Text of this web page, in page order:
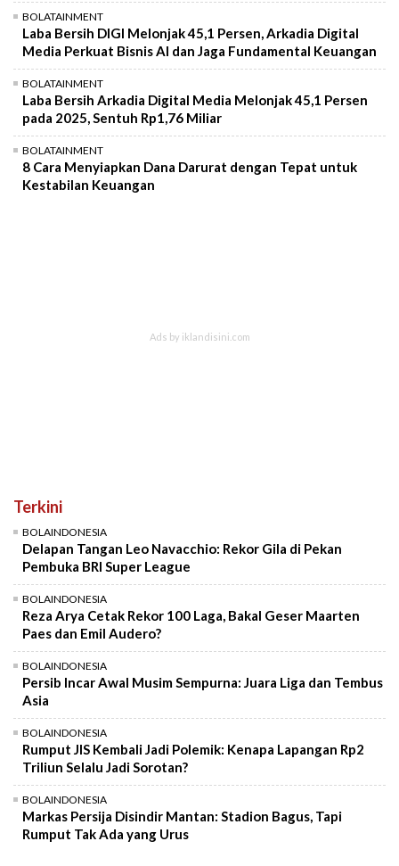
BOLATAINMENT
Laba Bersih DIGI Melonjak 45,1 Persen, Arkadia Digital
Media Perkuat Bisnis AI dan Jaga Fundamental Keuangan
BOLATAINMENT
Laba Bersih Arkadia Digital Media Melonjak 45,1 Persen
pada 2025, Sentuh Rp1,76 Miliar
BOLATAINMENT
8 Cara Menyiapkan Dana Darurat dengan Tepat untuk
Kestabilan Keuangan
Terkini
BOLAINDONESIA
Delapan Tangan Leo Navacchio: Rekor Gila di Pekan
Pembuka BRI Super League
BOLAINDONESIA
Reza Arya Cetak Rekor 100 Laga, Bakal Geser Maarten
Paes dan Emil Audero?
BOLAINDONESIA
Persib Incar Awal Musim Sempurna: Juara Liga dan Tembus
Asia
BOLAINDONESIA
Rumput JIS Kembali Jadi Polemik: Kenapa Lapangan Rp2
Triliun Selalu Jadi Sorotan?
BOLAINDONESIA
Markas Persija Disindir Mantan: Stadion Bagus, Tapi
Rumput Tak Ada yang Urus